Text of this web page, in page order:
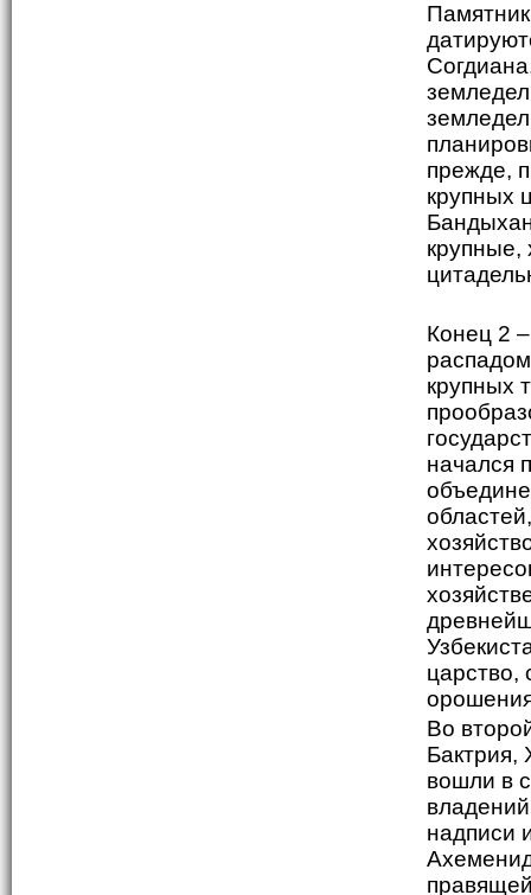
прежде,
крупных
крупные,
Конец 2
крупных
начался
царство,
Во
Бактрия,
вошли в
надписи